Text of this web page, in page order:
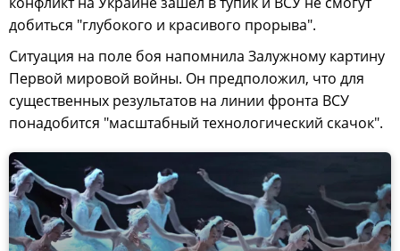
добиться "глубокого и красивого прорыва".
Ситуация на поле боя напомнила Залужному картину
Первой мировой войны. Он предположил, что для
существенных результатов на линии фронта ВСУ
понадобится "масштабный технологический скачок".